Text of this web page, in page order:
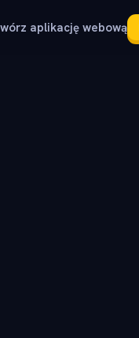
aplikację webową